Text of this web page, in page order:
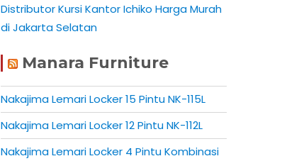
Distributor Kursi Kantor Ichiko Harga Murah
di Jakarta Selatan
Manara Furniture
Nakajima Lemari Locker 15 Pintu NK-115L
Nakajima Lemari Locker 12 Pintu NK-112L
Nakajima Lemari Locker 4 Pintu Kombinasi